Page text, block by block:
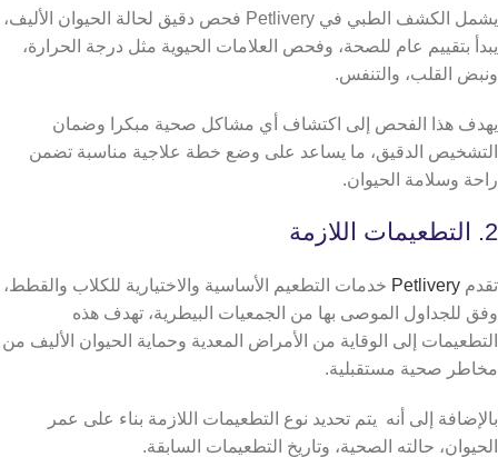
يشمل الكشف الطبي في Petlivery فحص دقيق لحالة الحيوان الأليف،
يبدأ بتقييم عام للصحة، وفحص العلامات الحيوية مثل درجة الحرارة،
ونبض القلب، والتنفس.
يهدف هذا الفحص إلى اكتشاف أي مشاكل صحية مبكرا وضمان
التشخيص الدقيق، ما يساعد على وضع خطة علاجية مناسبة تضمن
راحة وسلامة الحيوان.
2. التطعيمات اللازمة
تقدم Petlivery خدمات التطعيم الأساسية والاختيارية للكلاب والقطط،
وفق للجداول الموصى بها من الجمعيات البيطرية، تهدف هذه
التطعيمات إلى الوقاية من الأمراض المعدية وحماية الحيوان الأليف من
مخاطر صحية مستقبلية.
بالإضافة إلى أنه يتم تحديد نوع التطعيمات اللازمة بناء على عمر
الحيوان، حالته الصحية، وتاريخ التطعيمات السابقة.